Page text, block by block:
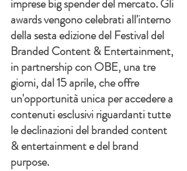
imprese big spender del mercato. Gli
awards vengono celebrati all'interno
della sesta edizione del Festival del
Branded Content & Entertainment,
in partnership con OBE, una tre
giorni, dal 15 aprile, che offre
un'opportunità unica per accedere a
contenuti esclusivi riguardanti tutte
le declinazioni del branded content
& entertainment e del brand
purpose.